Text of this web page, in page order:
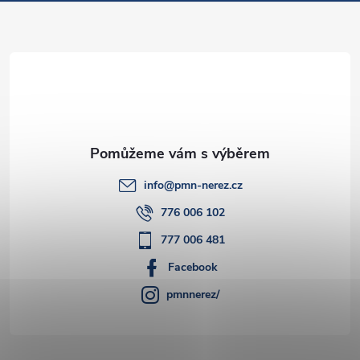
info@pmn-nerez.cz
776 006 102
777 006 481
Facebook
pmnnerez/